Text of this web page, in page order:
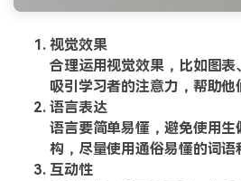
视觉效果
合理运用视觉效果，比如图
吸引学习者的注意力，帮助他
语言表达
语言要简单易懂，避免使用
构，尽量使用通俗易懂的词语
互动性